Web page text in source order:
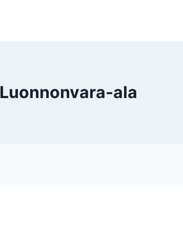
Luonnonvara-ala